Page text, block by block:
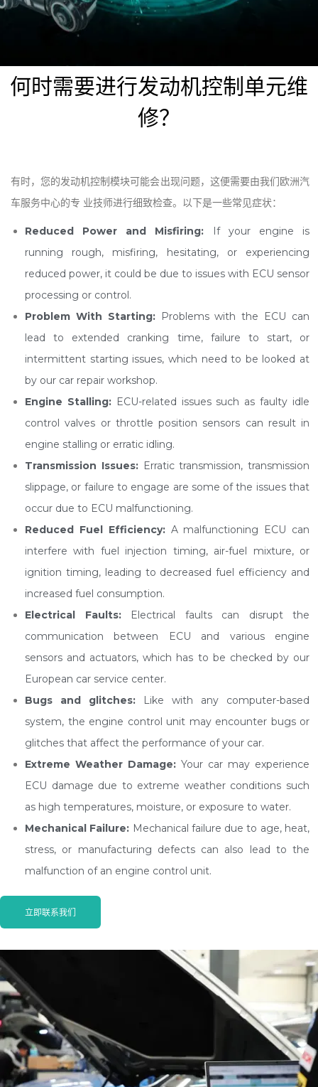
何时需要进行发动机控制单元维
修？
有时，您的发动机控制模块可能会出现问题，这便需要由我们欧洲汽
车服务中心的专 业技师进行细致检查。以下是一些常见症状：
Reduced Power and Misfiring: If your engine is
running rough, misfiring, hesitating, or experiencing
reduced power, it could be due to issues with ECU sensor
processing or control.
Problem With Starting:Problems with the ECU can
lead to extended cranking time, failure to start, or
intermittent starting issues, which need to be looked at
by our car repair workshop.
Engine Stalling:ECU-related issues such as faulty idle
control valves or throttle position sensors can result in
engine stalling or erratic idling.
Transmission Issues:Erratic transmission, transmission
slippage, or failure to engage are some of the issues that
occur due to ECU malfunctioning.
Reduced Fuel Efficiency:A malfunctioning ECU can
interfere with fuel injection timing, air-fuel mixture, or
ignition timing, leading to decreased fuel efficiency and
increased fuel consumption.
Electrical Faults:Electrical faults can disrupt the
communication between ECU and various engine
sensors and actuators, which has to be checked by our
European car service center.
Bugs and glitches: Like with any computer-based
system, the engine control unit may encounter bugs or
glitches that affect the performance of your car.
Extreme Weather Damage: Your car may experience
ECU damage due to extreme weather conditions such
as high temperatures, moisture, or exposure to water.
Mechanical Failure: Mechanical failure due to age, heat,
stress, or manufacturing defects can also lead to the
malfunction of an engine control unit.
立即联系我们